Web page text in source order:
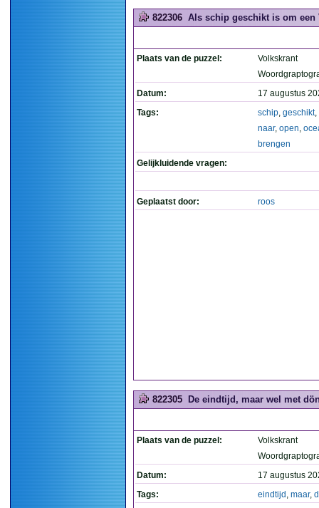
822306 Als schip geschikt is om een
Plaats van de puzzel:
Volkskrant
Datum:
17 augustus
Tags:
schip, geschikt,
naar, open,
brengen
Gelijkluidende vragen:
Geplaatst door: roos
822305 De eindtijd, maar wel met
Plaats van de puzzel:
Volkskrant
Datum:
17 augustus
Tags:
eindtijd , maar,